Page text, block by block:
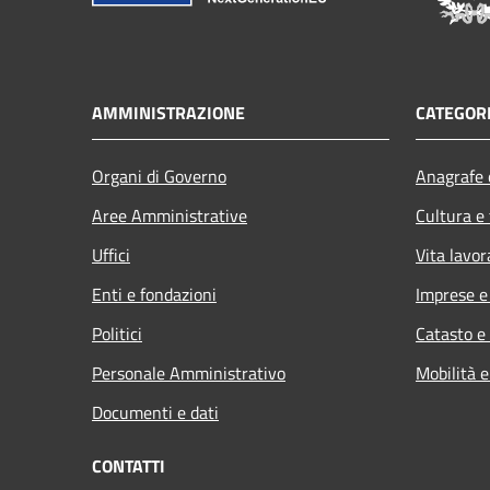
AMMINISTRAZIONE
Organi di Governo
Aree Amministrative
Uffici
Enti e fondazioni
Politici
Personale Amministrativo
Documenti e dati
Cultura
Vita
Imprese
Catasto
Mobilità
CONTATTI